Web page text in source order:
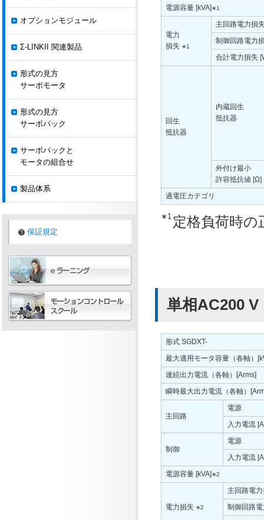
電源容量 [kVA]∗1
電力
損失 ∗1
主回路電力損
制御回路電力
合計電力損失
回生
抵抗器
内蔵回生
抵抗器
外付け最小
許容抵抗値 [Ω]
過電圧カテゴリ
∗1 定格負荷時の
単相AC200 V
形式 SGDXT-
最大適用モータ容量（各軸）
連続出力電流（各軸）[Arms]
瞬時最大出力電流（各軸）
主回路
電源
入力電流
制御
電源
入力電流
電源容量 [kVA]∗2
電力損失 ∗2
主回路電
制御回路
オプションモジュール
Σ-LINKII 関連製品
形式の見方
サーボモータ
形式の見方
サーボパック
サーボパックと
モータの組合せ
製品体系
保証規定